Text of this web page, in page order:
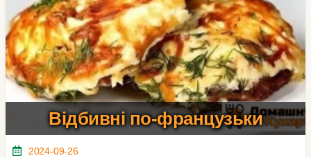
Відбивні по-французьки
2024-09-26